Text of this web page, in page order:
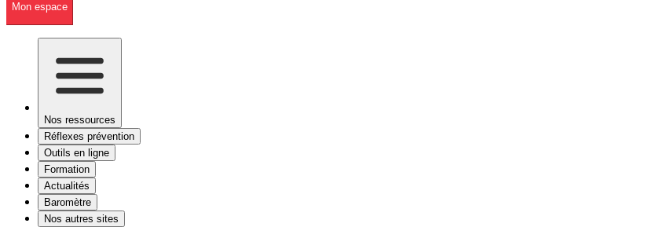
Mon espace
Nos ressources
Réflexes prévention
Outils en ligne
Formation
Actualités
Baromètre
Nos autres sites